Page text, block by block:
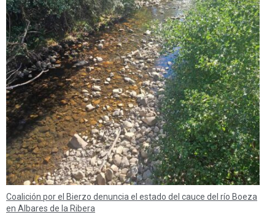
Coalición por el Bierzo denuncia el estado del cauce del río Boeza
en Albares de la Ribera